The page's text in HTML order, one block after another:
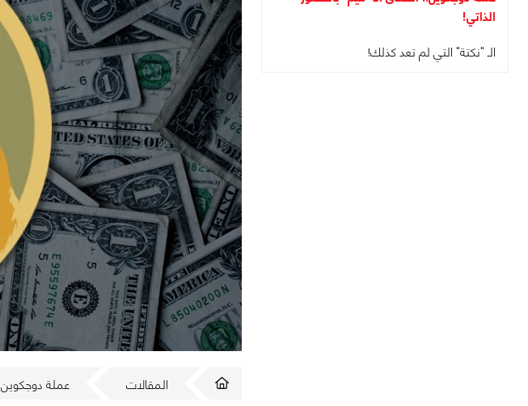
الذاتي!
الـ "نكتة" التي لم تعد كذلك!
المقالات عملة دوجكوين Dogecoin.. الـ "نكتة" التي لم تعد كذلك!